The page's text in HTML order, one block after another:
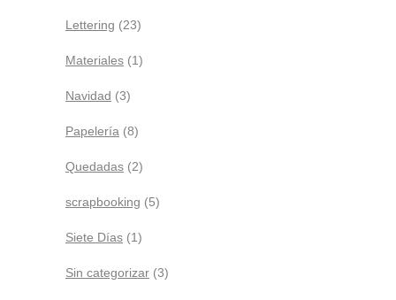
Lettering (23)
Materiales (1)
Navidad (3)
Papelería (8)
Quedadas (2)
scrapbooking (5)
Siete Días (1)
Sin categorizar (3)